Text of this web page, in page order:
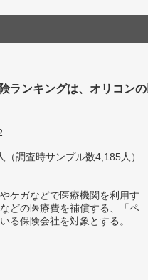
ランキングは、オリコン
（調査時サンプル数4,185人）
ケガなどで医療機関を利用す
どの医療費を補償する、「ペ
る保険会社を対象とする。